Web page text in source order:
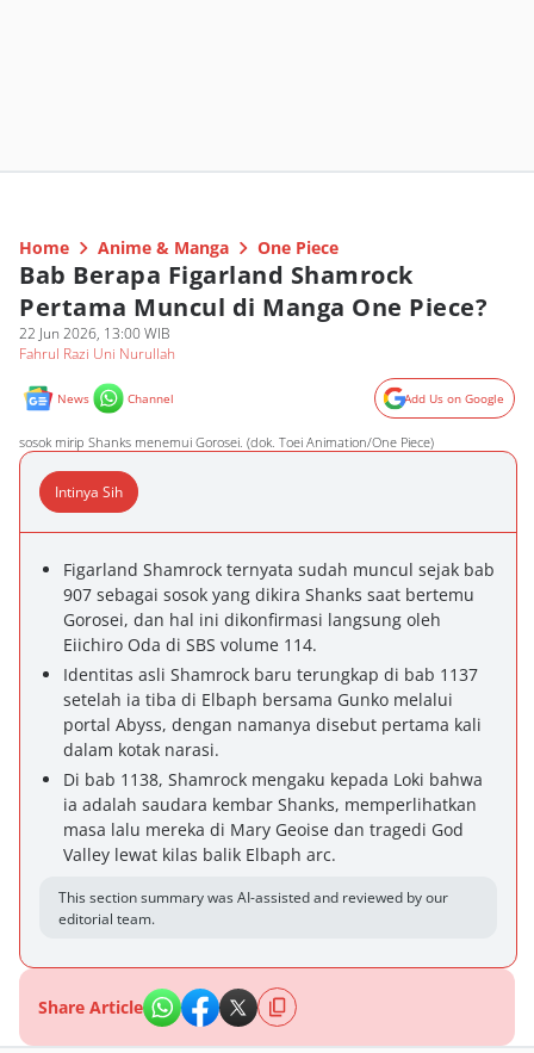
Home Anime & Manga One Piece
Bab Berapa Figarland Shamrock
Pertama Muncul di Manga One Piece?
22 Jun 2026, 13:00 WIB
Fahrul Razi Uni Nurullah
News Channel Add Us on Google
sosok mirip Shanks menemui Gorosei. (dok. Toei Animation/One Piece)
Intinya Sih
Figarland Shamrock ternyata sudah muncul sejak bab
907 sebagai sosok yang dikira Shanks saat bertemu
Gorosei, dan hal ini dikonfirmasi langsung oleh
Eiichiro Oda di SBS volume 114.
Identitas asli Shamrock baru terungkap di bab 1137
setelah ia tiba di Elbaph bersama Gunko melalui
portal Abyss, dengan namanya disebut pertama kali
dalam kotak narasi.
Di bab 1138, Shamrock mengaku kepada Loki bahwa
ia adalah saudara kembar Shanks, memperlihatkan
masa lalu mereka di Mary Geoise dan tragedi God
Valley lewat kilas balik Elbaph arc.
This section summary was AI-assisted and reviewed by our
editorial team.
Share Article